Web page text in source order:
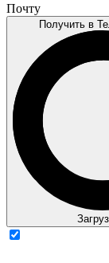
Почту
Получить в